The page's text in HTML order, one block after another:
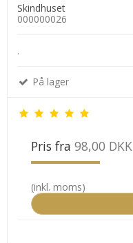
Skindhuset
000000026
.
På lager
Pris fra 98,00 DKK
(inkl. moms)